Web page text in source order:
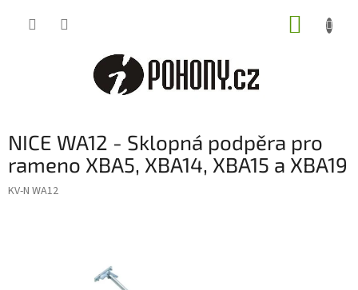
NICE WA12 - Sklopná podpěra pro
rameno XBA5, XBA14, XBA15 a XBA19
KV-N WA12